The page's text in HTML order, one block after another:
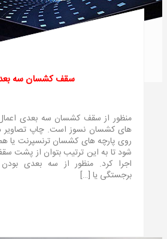
سقف کشسان سه
منظور از سقف کشسان سه بعدی
های کشسان نسوز است. چاپ تصاویر
روی پارچه‌ های کشسان ترنسپرنت یا
شود تا به این ترتیب بتوان از پشت
اجرا کرد. منظور از سه بعدی
برجستگی یا […]